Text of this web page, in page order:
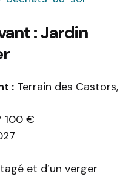
: Jardin
: Terrain des Castors,
100 €
et d’un verger